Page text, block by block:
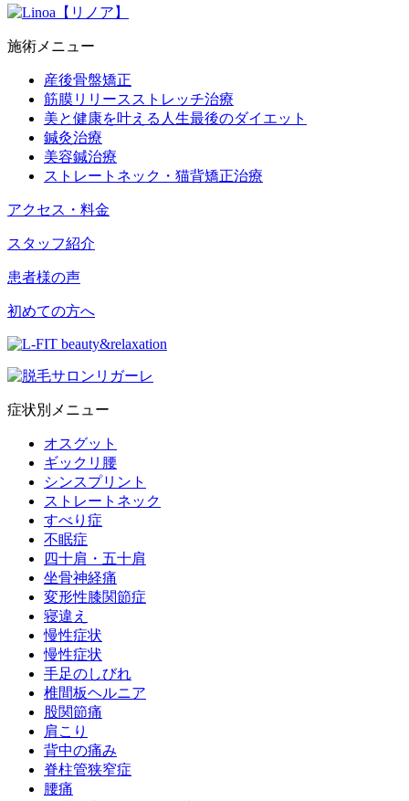
施術メニュー
産後骨盤矯正
筋膜リリースストレッチ治療
美と健康を叶える人生最後のダイエット
鍼灸治療
美容鍼治療
ストレートネック・猫背矯正治療
アクセス・料金
スタッフ紹介
患者様の声
初めての方へ
症状別メニュー
オスグット
ギックリ腰
シンスプリント
ストレートネック
すべり症
不眠症
四十肩・五十肩
坐骨神経痛
変形性膝関節症
寝違え
慢性症状
慢性症状
手足のしびれ
椎間板ヘルニア
股関節痛
肩こり
背中の痛み
脊柱管狭窄症
腰痛